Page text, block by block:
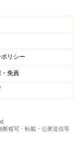
リシー
免責
複写・転載・公衆送信等